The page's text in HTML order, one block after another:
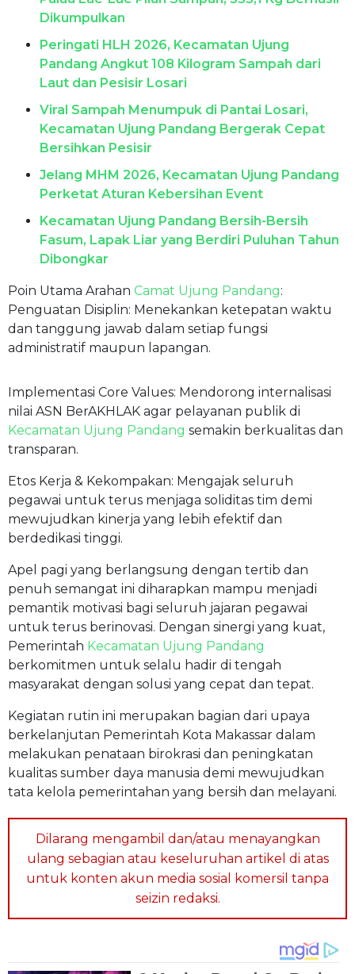
Dikumpulkan
Peringati HLH 2026, Kecamatan Ujung
Pandang Angkut 108 Kilogram Sampah dari
Laut dan Pesisir Losari
Viral Sampah Menumpuk di Pantai Losari,
Kecamatan Ujung Pandang Bergerak Cepat
Bersihkan Pesisir
Jelang MHM 2026, Kecamatan Ujung Pandang
Perketat Aturan Kebersihan Event
Kecamatan Ujung Pandang Bersih-Bersih
Fasum, Lapak Liar yang Berdiri Puluhan Tahun
Dibongkar
Poin Utama Arahan Camat Ujung Pandang:
Penguatan Disiplin: Menekankan ketepatan waktu
dan tanggung jawab dalam setiap fungsi
administratif maupun lapangan.
Implementasi Core Values: Mendorong internalisasi
nilai ASN BerAKHLAK agar pelayanan publik di
Kecamatan Ujung Pandang semakin berkualitas dan
transparan.
Etos Kerja & Kekompakan: Mengajak seluruh
pegawai untuk terus menjaga soliditas tim demi
mewujudkan kinerja yang lebih efektif dan
berdedikasi tinggi.
Apel pagi yang berlangsung dengan tertib dan
penuh semangat ini diharapkan mampu menjadi
pemantik motivasi bagi seluruh jajaran pegawai
untuk terus berinovasi. Dengan sinergi yang kuat,
Pemerintah Kecamatan Ujung Pandang
berkomitmen untuk selalu hadir di tengah
masyarakat dengan solusi yang cepat dan tepat.
Kegiatan rutin ini merupakan bagian dari upaya
berkelanjutan Pemerintah Kota Makassar dalam
melakukan penataan birokrasi dan peningkatan
kualitas sumber daya manusia demi mewujudkan
tata kelola pemerintahan yang bersih dan melayani.
Dilarang mengambil dan/atau menayangkan
ulang sebagian atau keseluruhan artikel di atas
untuk konten akun media sosial komersil tanpa
seizin redaksi.